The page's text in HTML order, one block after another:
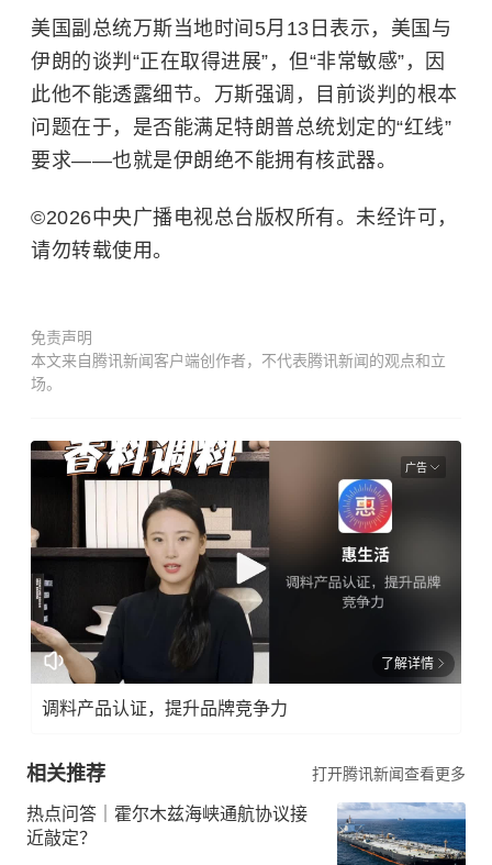
美国副总统万斯当地时间5月13日表示，美国与
伊朗的谈判“正在取得进展”，但“非常敏感”，因
此他不能透露细节。万斯强调，目前谈判的根本
问题在于，是否能满足特朗普总统划定的“红线”
要求——也就是伊朗绝不能拥有核武器。
©2026中央广播电视总台版权所有。未经许可，
请勿转载使用。
免责声明
本文来自腾讯新闻客户端创作者，不代表腾讯新闻的观点和立
场。
广告
了解详情
调料产品认证，提升品牌竞争力
相关推荐 打开腾讯新闻查看更多
热点问答｜霍尔木兹海峡通航协议接
近敲定？